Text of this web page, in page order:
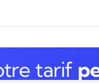
tarif